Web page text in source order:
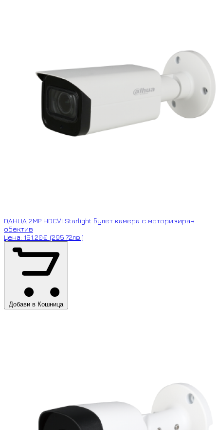
DAHUA 2MP HDCVI Starlight Булет камера с моторизиран
обектив
Цена: 151.20€ (295.72лв.)
Добави в Кошница